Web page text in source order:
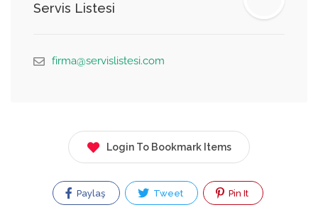
Servis Listesi
firma@servislistesi.com
Login To Bookmark Items
Paylaş Tweet Pin It